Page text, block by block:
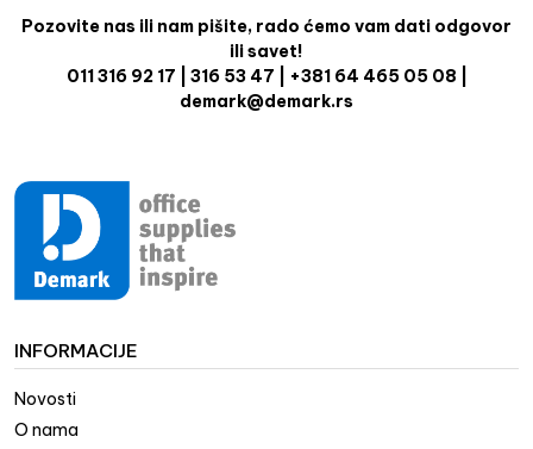
Pozovite nas ili nam pišite, rado ćemo vam dati odgovor
ili savet!
011 316 92 17 | 316 53 47 | +381 64 465 05 08 |
demark@demark.rs
INFORMACIJE
Novosti
O nama